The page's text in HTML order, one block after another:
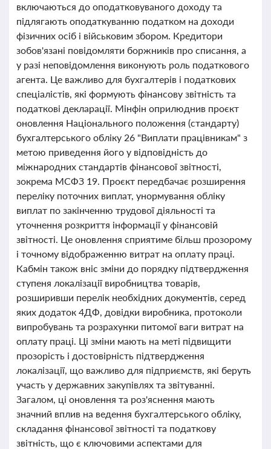
включаються до оподатковуваного доходу та
підлягають оподаткуванню податком на доходи
фізичних осіб і військовим збором. Кредитори
зобов'язані повідомляти боржників про списання, а
у разі неповідомлення виконують роль податкового
агента. Це важливо для бухгалтерів і податкових
спеціалістів, які формують фінансову звітність та
податкові декларації. Мінфін оприлюднив проєкт
оновлення Національного положення (стандарту)
бухгалтерського обліку 26 "Виплати працівникам" з
метою приведення його у відповідність до
міжнародних стандартів фінансової звітності,
зокрема МСФЗ 19. Проєкт передбачає розширення
переліку поточних виплат, унормування обліку
виплат по закінченню трудової діяльності та
уточнення розкриття інформації у фінансовій
звітності. Це оновлення сприятиме більш прозорому
і точному відображенню витрат на оплату праці.
Кабмін також вніс зміни до порядку підтвердження
ступеня локалізації виробництва товарів,
розширивши перелік необхідних документів, серед
яких додаток 4ДФ, довідки виробника, протоколи
випробувань та розрахунки питомої ваги витрат на
оплату праці. Ці зміни мають на меті підвищити
прозорість і достовірність підтвердження
локалізації, що важливо для підприємств, які беруть
участь у державних закупівлях та звітуванні.
Загалом, ці оновлення та роз'яснення мають
значний вплив на ведення бухгалтерського обліку,
складання фінансової звітності та податкову
звітність, що є ключовими аспектами для